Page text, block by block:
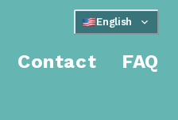
English
Contact FAQ